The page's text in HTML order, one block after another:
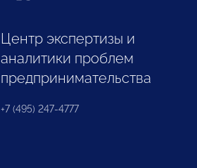
Центр экспертизы и
аналитики проблем
предпринимательства
+7 (495) 247-4777